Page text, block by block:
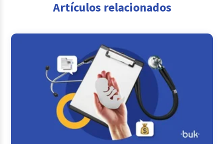
Artículos relacionados